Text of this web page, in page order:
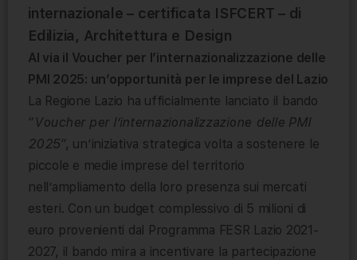
internazionale – certificata ISFCERT – di
Edilizia, Architettura e Design
Al via il Voucher per l’internazionalizzazione delle
PMI 2025: un’opportunità per le imprese del Lazio
La Regione Lazio ha ufficialmente lanciato il bando
“ Voucher per l’internazionalizzazione delle PMI
2025“, un’iniziativa strategica volta a sostenere le
piccole e medie imprese del territorio
nell’ampliamento della loro presenza sui mercati
esteri. Con un budget complessivo di 5 milioni di
euro provenienti dal Programma FESR Lazio 2021-
2027, il bando mira a incentivare la partecipazione